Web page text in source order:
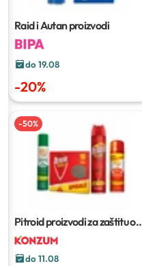
Raid i Autan proizvodi
do 19.08
-20%
-50%
Pitroid proizvodi za zaštitu od
insekata
do 11.08